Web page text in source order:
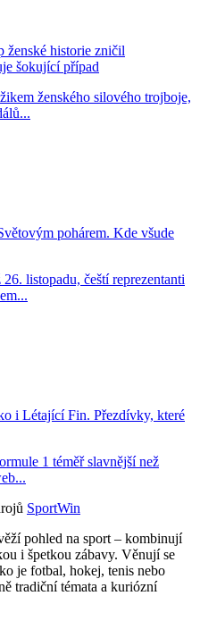
ženské historie zničil
šokující případ
ženského silového trojboje,
pohárem. Kde všude
listopadu, čeští reprezentanti
i Létající Fin. Přezdívky, které
1 téměř slavnější než
SportWin
pohled na sport – kombinují
i špetkou zábavy. Věnují se
je fotbal, hokej, tenis nebo
tradiční témata a kuriózní